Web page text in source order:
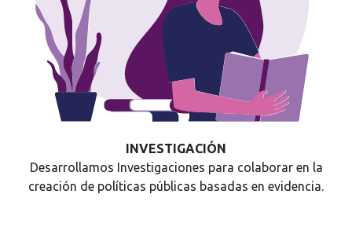
INVESTIGACIÓN
Desarrollamos Investigaciones para colaborar en la
creación de políticas públicas basadas en evidencia.